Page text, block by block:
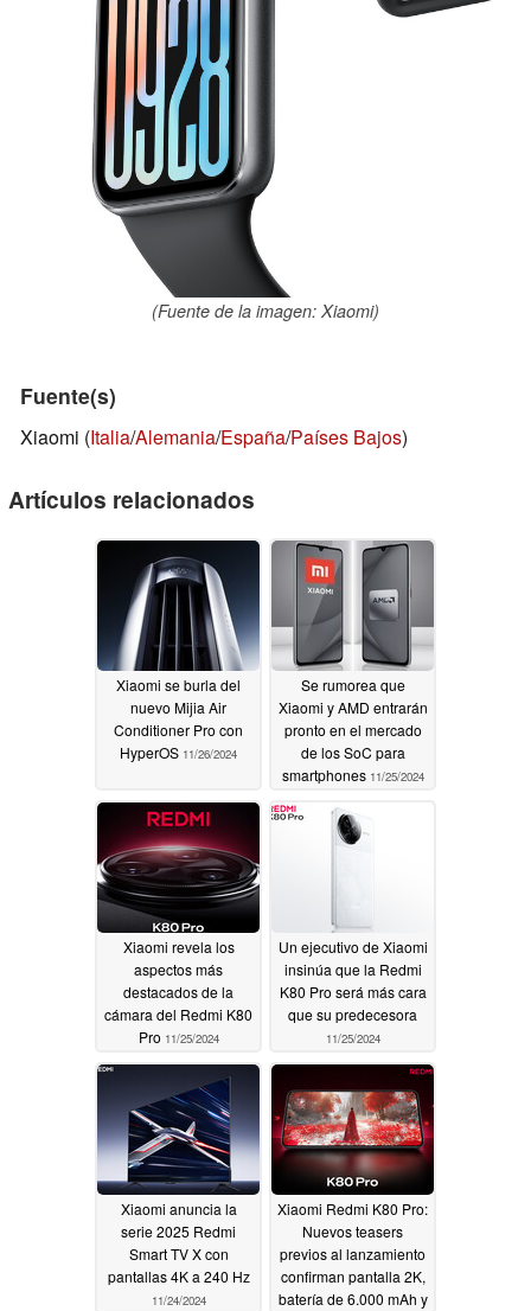
(Fuente de la imagen: Xiaomi)
Fuente(s)
Xiaomi (Italia/Alemania/España/Países Bajos)
Artículos relacionados
Xiaomi se burla del
nuevo Mijia Air
Conditioner Pro con
HyperOS 11/26/2024
Se rumorea que
Xiaomi y AMD entrarán
pronto en el mercado
de los SoC para
smartphones 11/25/2024
Xiaomi revela los
aspectos más
destacados de la
cámara del Redmi K80
Pro 11/25/2024
Un ejecutivo de Xiaomi
insinúa que la Redmi
K80 Pro será más cara
que su predecesora
11/25/2024
Xiaomi anuncia la
serie 2025 Redmi
Smart TV X con
pantallas 4K a 240 Hz
11/24/2024
Xiaomi Redmi K80 Pro:
Nuevos teasers
previos al lanzamiento
confirman pantalla 2K,
batería de 6.000 mAh y